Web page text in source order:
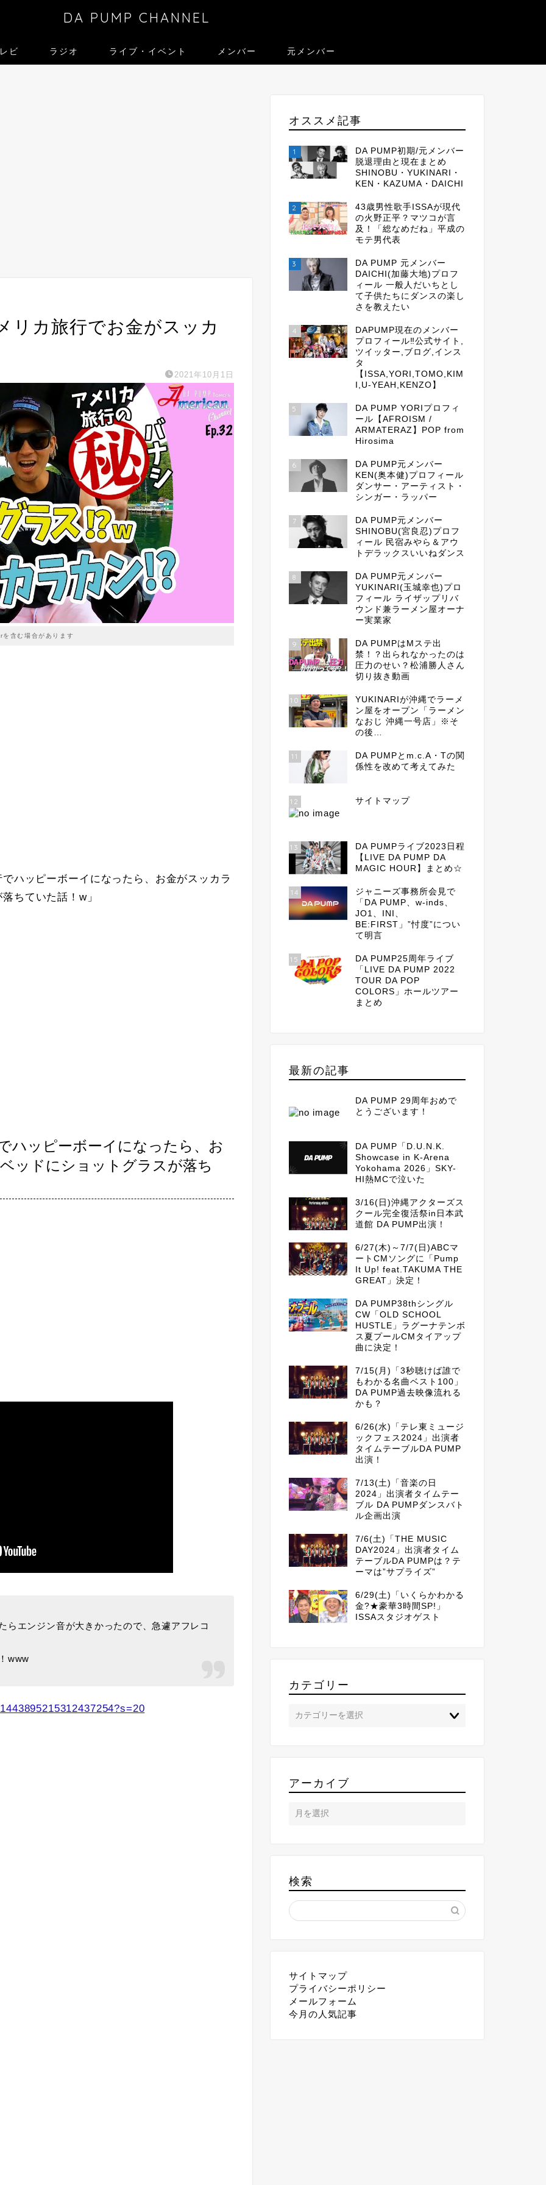
DA PUMP CHANNEL
ビ ラジオ ライブ・イベント メンバー 元メンバー
リカ旅行でお金がスッカ
2021年10月1日
を含む場合があります
ハッピーボーイになったら、お金がスッカラ
ちていた話！w」
ハッピーボーイになったら、お
ッドにショットグラスが落ち
らエンジン音が大きかったので、急遽アフレコ
www
オススメ記事
1
DA PUMP初期/元メンバー
脱退理由と現在まとめ
SHINOBU・YUKINARI・
KEN・KAZUMA・DAICHI
2
43歳男性歌手ISSAが現代
の火野正平？マツコが言
及！「総なめだね」平成の
モテ男代表
3
DA PUMP 元メンバー
DAICHI(加藤大地)プロフ
ィール 一般人だいちとし
て子供たちにダンスの楽し
さを教えたい
4
DAPUMP現在のメンバー
プロフィール‼公式サイト,
ツイッター,ブログ,インス
タ
【ISSA,YORI,TOMO,KIM
I,U-YEAH,KENZO】
5
DA PUMP YORIプロフィ
ール【AFROISM /
ARMATERAZ】POP from
Hirosima
6
DA PUMP元メンバー
KEN(奥本健)プロフィール
ダンサー・アーティスト・
シンガー・ラッパー
7
DA PUMP元メンバー
SHINOBU(宮良忍)プロフ
ィール 民宿みやら＆アウ
トデラックスいいねダンス
8
DA PUMP元メンバー
YUKINARI(玉城幸也)プロ
フィール ライザップリバ
ウンド兼ラーメン屋オーナ
ー実業家
9
DA PUMPはMステ出
禁！？出られなかったのは
圧力のせい？松浦勝人さん
切り抜き動画
10
YUKINARIが沖縄でラーメ
ン屋をオープン「ラーメン
なおじ 沖縄一号店」※そ
の後…
11
DA PUMPとm.c.A・Tの関
係性を改めて考えてみた
12 サイトマップ
13
DA PUMPライブ2023日程
【LIVE DA PUMP DA
MAGIC HOUR】まとめ☆
14
ジャニーズ事務所会見で
「DA PUMP、w-inds、
JO1、INI、
BE:FIRST」”忖度”につい
て明言
15
DA PUMP25周年ライブ
「LIVE DA PUMP 2022
TOUR DA POP
COLORS」ホールツアー
まとめ
最新の記事
DA PUMP 29周年おめで
とうございます！
DA PUMP「D.U.N.K.
Showcase in K-Arena
Yokohama 2026」SKY-
HI熱MCで泣いた
3/16(日)沖縄アクターズス
クール完全復活祭in日本武
道館 DA PUMP出演！
6/27(木)～7/7(日)ABCマ
ートCMソングに「Pump
It Up! feat.TAKUMA THE
GREAT」決定！
DA PUMP38thシングル
CW「OLD SCHOOL
HUSTLE」ラグーナテンボ
ス夏プールCMタイアップ
曲に決定！
7/15(月)「3秒聴けば誰で
もわかる名曲ベスト100」
DA PUMP過去映像流れる
かも？
6/26(水)「テレ東ミュージ
ックフェス2024」出演者
タイムテーブルDA PUMP
出演！
7/13(土)「音楽の日
2024」出演者タイムテー
ブル DA PUMPダンスバト
ル企画出演
7/6(土)「THE MUSIC
DAY2024」出演者タイム
テーブルDA PUMPは？テ
ーマは”サプライズ”
6/29(土)「いくらかわかる
金?★豪華3時間SP!」
ISSAスタジオゲスト
カテゴリー
アーカイブ
検索
サイトマップ
プライバシーポリシー
メールフォーム
今月の人気記事